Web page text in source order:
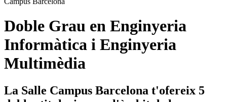
Doble Grau en Enginyeria
Informàtica i Enginyeria
Multimèdia
La Salle Campus Barcelona t'ofereix 5